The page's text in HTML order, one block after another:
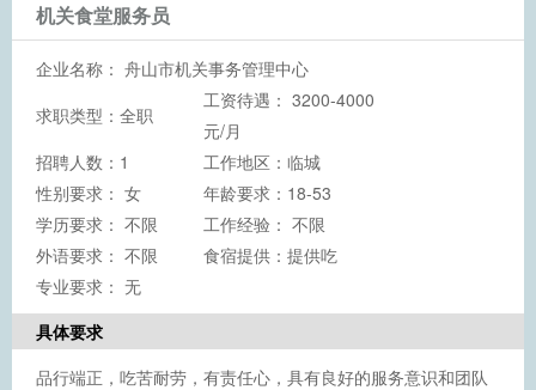
机关食堂服务员
企业名称： 舟山市机关事务管理中心
求职类型：全职
工资待遇： 3200-4000
元/月
招聘人数：1
工作地区：临城
性别要求： 女
年龄要求：18-53
学历要求： 不限
工作经验： 不限
外语要求： 不限
食宿提供：提供吃
专业要求： 无
具体要求
品行端正，吃苦耐劳，有责任心，具有良好的服务意识和团队